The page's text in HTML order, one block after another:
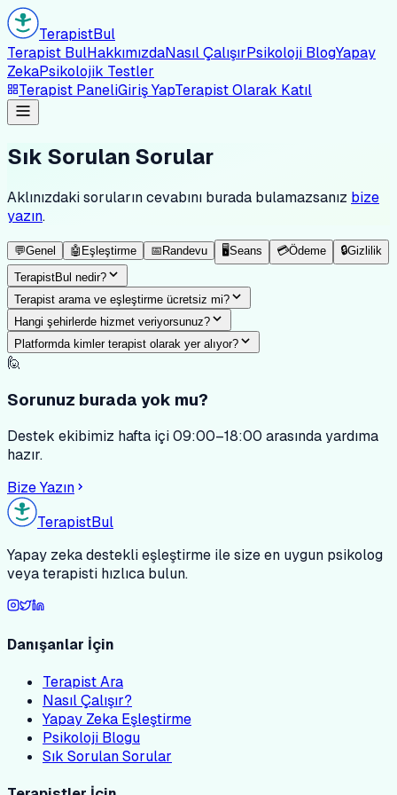
TerapistBul
Terapist BulHakkımızdaNasıl ÇalışırPsikoloji BlogYapay
ZekaPsikolojik Testler
Terapist PaneliGiriş YapTerapist Olarak Katıl
Sık Sorulan Sorular
Aklınızdaki soruların cevabını burada bulamazsanız bize
yazın.
💬Genel 🤖 Eşleştirme 📅 Randevu 🖥️Seans 💳Ödeme 🔒Gizlilik
TerapistBul nedir?
Terapist arama ve eşleştirme ücretsiz mi?
Hangi şehirlerde hizmet veriyorsunuz?
Platformda kimler terapist olarak yer alıyor?
🙋
Sorunuz burada yok mu?
Destek ekibimiz hafta içi 09:00–18:00 arasında yardıma
hazır.
Bize Yazın
TerapistBul
Yapay zeka destekli eşleştirme ile size en uygun psikolog
veya terapisti hızlıca bulun.
Danışanlar İçin
Terapist Ara
Nasıl Çalışır?
Yapay Zeka Eşleştirme
Psikoloji Blogu
Sık Sorulan Sorular